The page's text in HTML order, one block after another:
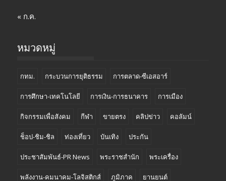
« ก.ค.
หมวดหมู่
กทม. กระบวนการยุติธรรม การตลาด-ซีเอสอาร์
การศึกษา-เทคโนโลยี การเงิน-การธนาคาร การเมือง
กิจกรรมเพื่อสังคม กีฬา ขายตรง คลิปข่าว คอลัมน์
ช็อป-ชิม-ชิล ท่องเที่ยว บันเทิง ประกัน
ประชาสัมพันธ์-PR News พระราชสำนัก พระเครื่อง
พลังงาน-คมนาคม-โลจิสติกส์ ภูมิภาค ยานยนต์